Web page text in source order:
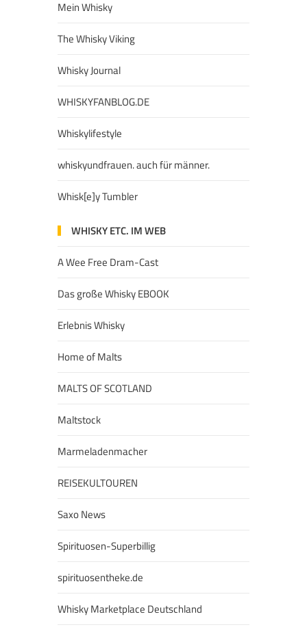
Mein Whisky
The Whisky Viking
Whisky Journal
WHISKYFANBLOG.DE
Whiskylifestyle
whiskyundfrauen. auch für männer.
Whisk[e]y Tumbler
WHISKY ETC. IM WEB
A Wee Free Dram-Cast
Das große Whisky EBOOK
Erlebnis Whisky
Home of Malts
MALTS OF SCOTLAND
Maltstock
Marmeladenmacher
REISEKULTOUREN
Saxo News
Spirituosen-Superbillig
spirituosentheke.de
Whisky Marketplace Deutschland